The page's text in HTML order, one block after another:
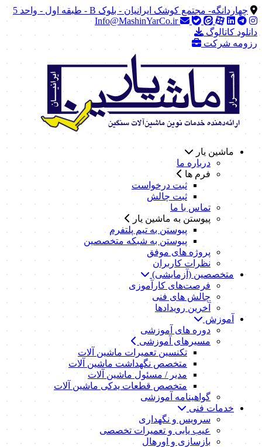
چهاردانگه- مجتمع کوشک ایرانیان - بلوک B - طبقه اول - واحد 5
Info@MashinYarCo.ir
دانلود کاتالوگ
رزومه شرکت
ماشین یار
درباره ما
فرم ها
ثبت درخواست
ثبت چالش
تماس با ما
پیوستن به ماشین یار
پیوستن به تیم پلتفرم
پیوستن به شبکه متخصصین
پروژه های موفق
نظرات کاربران
متخصصین (آزمایشی)
فرصت‌های کارآموزی
چالش های فنی
آخرین رویدادها
آموزش
دوره های آموزشی
مسیرهای آموزشی
تکنسین تعمیرات ماشین آلات
متخصص نگهداشت ماشین آلات
مدیر / مسئول ماشین آلات
متخصص قطعات یدکی ماشین آلات
گواهینامه آموزشی
خدمات فنی
سرویس و نگهداری
عیب یابی و تعمیرات تخصصی
بازسازی و اورهال